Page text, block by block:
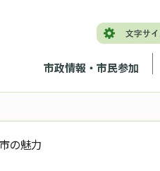
市政情報・市民参加
の魅力